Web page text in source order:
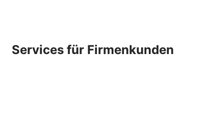
Services für Firmenkunden